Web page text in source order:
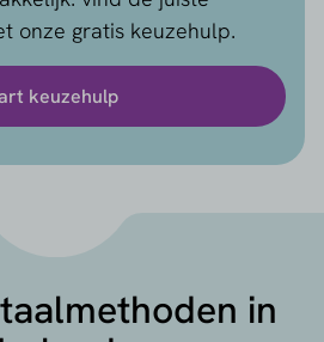
onze gratis keuzehulp.
keuzehulp
in